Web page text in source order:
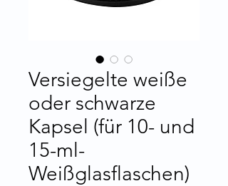
Versiegelte weiße
oder schwarze
Kapsel (für 10- und
15-ml-
Weißglasflaschen)